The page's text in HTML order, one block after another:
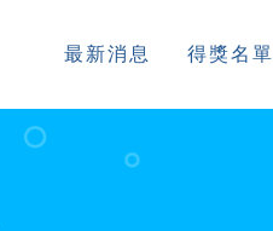
最新消息 得獎名單